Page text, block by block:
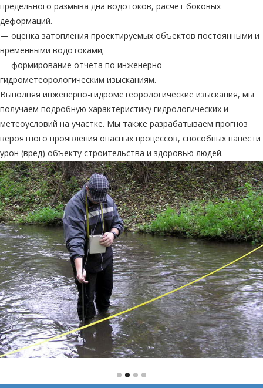
предельного размыва дна водотоков, расчет боковых
деформаций.
— оценка затопления проектируемых объектов постоянными и
временными водотоками;
— формирование отчета по инженерно-
гидрометеорологическим изысканиям.
Выполняя инженерно-гидрометеорологические изыскания, мы
получаем подробную характеристику гидрологических и
метеоусловий на участке. Мы также разрабатываем прогноз
вероятного проявления опасных процессов, способных нанести
урон (вред) объекту строительства и здоровью людей.